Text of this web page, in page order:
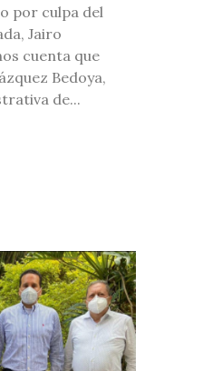
por culpa del
Jairo
cuenta que
Bedoya,
de...